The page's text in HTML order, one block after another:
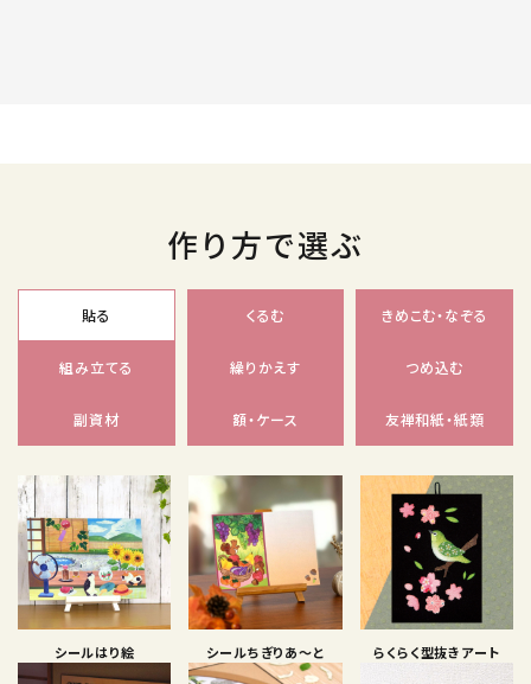
作り方で選ぶ
貼る くるむ きめこむ・なぞる
組み立てる 繰りかえす つめ込む
副資材 額・ケース 友禅和紙・紙類
シールはり絵 シールちぎりあ〜と らくらく型抜きアート